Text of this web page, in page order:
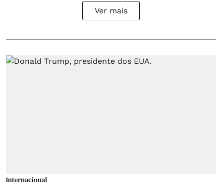
Ver mais
Internacional